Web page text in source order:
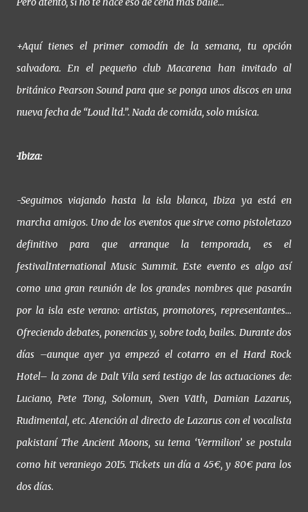
+Aquí tienes el primer comodín de la semana, tu opción
salvadora. En el pequeño club Macarena han invitado al
británico Pearson Sound para que se ponga unos discos en una
nueva fecha de “Loud ltd.”. Nada de comida, solo música.
·Ibiza:
-Seguimos viajando hasta la isla blanca, Ibiza ya está en
marcha amigos. Uno de los eventos que sirve como pistoletazo
definitivo para que arranque la temporada, es el
festivalInternational Music Summit. Este evento es algo así
como una gran reunión de los grandes nombres que pasarán
por la isla este verano: artistas, promotores, representantes…
Ofreciendo debates, ponencias y, sobre todo, bailes. Durante dos
días –aunque ayer ya empezó el cotarro en el Hard Rock
Hotel– la zona de Dalt Vila será testigo de las actuaciones de:
Luciano, Pete Tong, Solomun, Sven Väth, Damian Lazarus,
Rudimental, etc. Atención al directo de Lazarus con el vocalista
pakistaní The Ancient Moons, su tema ‘Vermilion’ se postula
como hit veraniego 2015. Tickets un día a 45€, y 80€ para los
dos días.